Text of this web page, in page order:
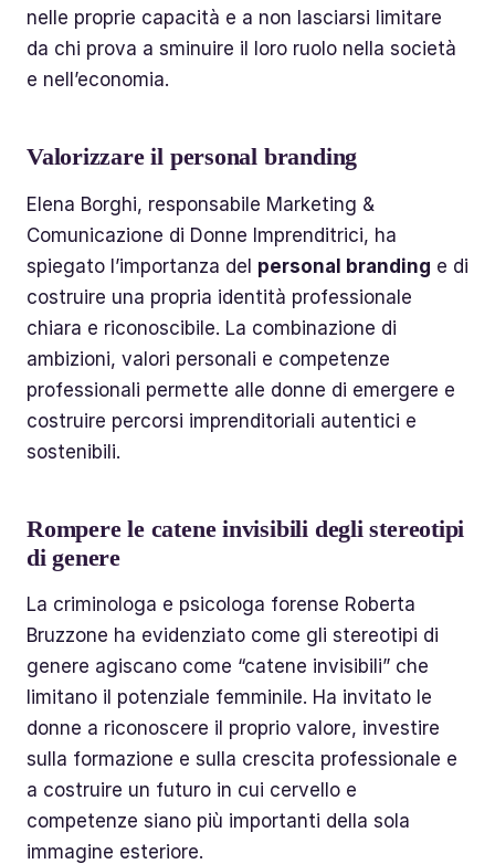
nelle proprie capacità e a non lasciarsi limitare
da chi prova a sminuire il loro ruolo nella società
e nell’economia.
Valorizzare il personal branding
Elena Borghi, responsabile Marketing &
Comunicazione di Donne Imprenditrici, ha
spiegato l’importanza del personal branding e di
costruire una propria identità professionale
chiara e riconoscibile. La combinazione di
ambizioni, valori personali e competenze
professionali permette alle donne di emergere e
costruire percorsi imprenditoriali autentici e
sostenibili.
Rompere le catene invisibili degli stereotipi
di genere
La criminologa e psicologa forense Roberta
Bruzzone ha evidenziato come gli stereotipi di
genere agiscano come “catene invisibili” che
limitano il potenziale femminile. Ha invitato le
donne a riconoscere il proprio valore, investire
sulla formazione e sulla crescita professionale e
a costruire un futuro in cui cervello e
competenze siano più importanti della sola
immagine esteriore.